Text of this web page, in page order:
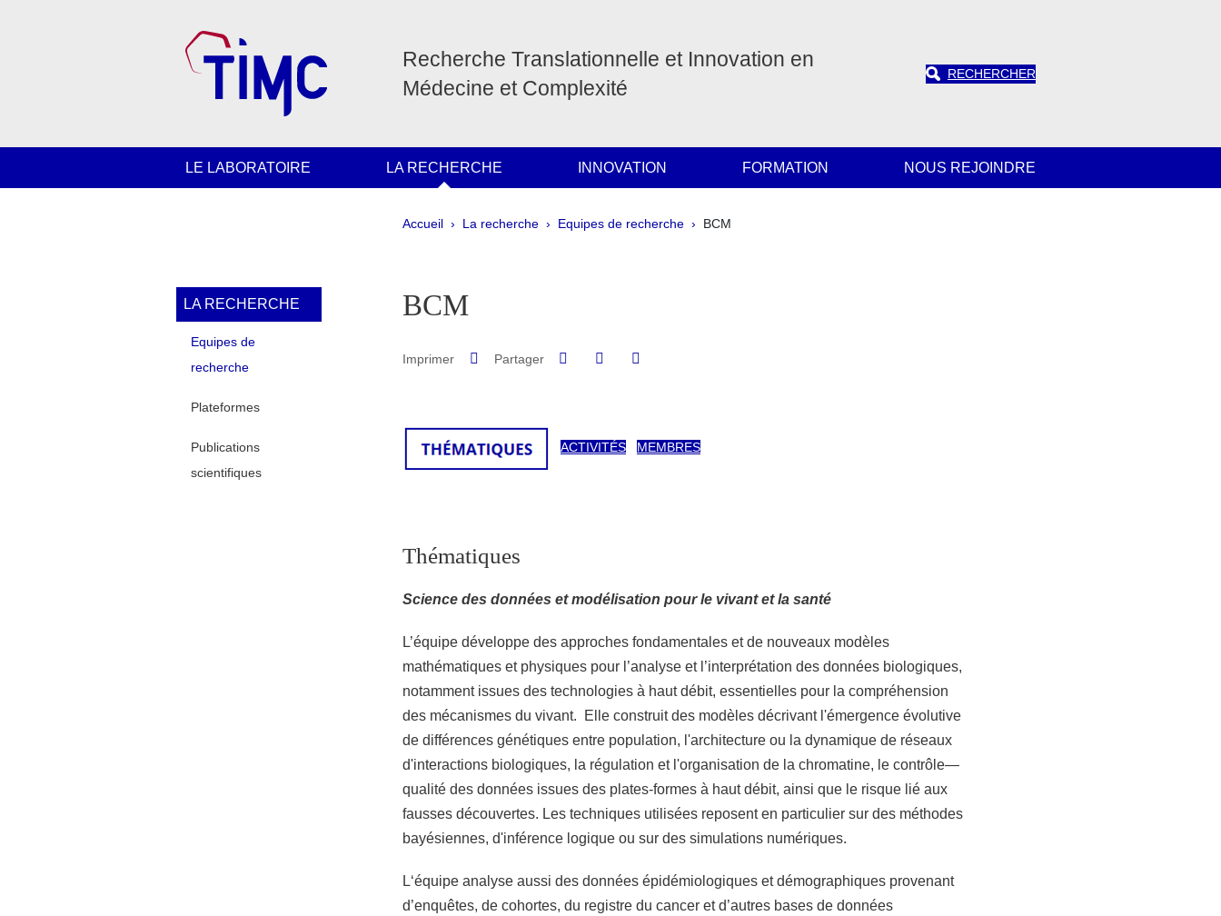
Recherche Translationnelle et Innovation en
Médecine et Complexité
RECHERCHER
Navigation principale
LE LABORATOIRE LA RECHERCHE INNOVATION FORMATION NOUS REJOINDRE
Fil d'Ariane
Accueil La recherche Equipes de recherche BCM
Navigation principale Sidebar
LA RECHERCHE
Equipes de
recherche
Plateformes
Publications
scientifiques
BCM
Imprimer Partager Partager sur Facebook
Partager sur LinkedIn
ACTIVITÉS MEMBRES
Thématiques
Science des données et modélisation pour le vivant et la santé
L’équipe développe des approches fondamentales et de nouveaux modèles
mathématiques et physiques pour l’analyse et l’interprétation des données biologiques,
notamment issues des technologies à haut débit, essentielles pour la compréhension
des mécanismes du vivant. Elle construit des modèles décrivant l'émergence évolutive
de différences génétiques entre population, l'architecture ou la dynamique de réseaux
d'interactions biologiques, la régulation et l'organisation de la chromatine, le contrôle—
qualité des données issues des plates-formes à haut débit, ainsi que le risque lié aux
fausses découvertes. Les techniques utilisées reposent en particulier sur des méthodes
bayésiennes, d'inférence logique ou sur des simulations numériques.
L‘équipe analyse aussi des données épidémiologiques et démographiques provenant
d’enquêtes, de cohortes, du registre du cancer et d’autres bases de données